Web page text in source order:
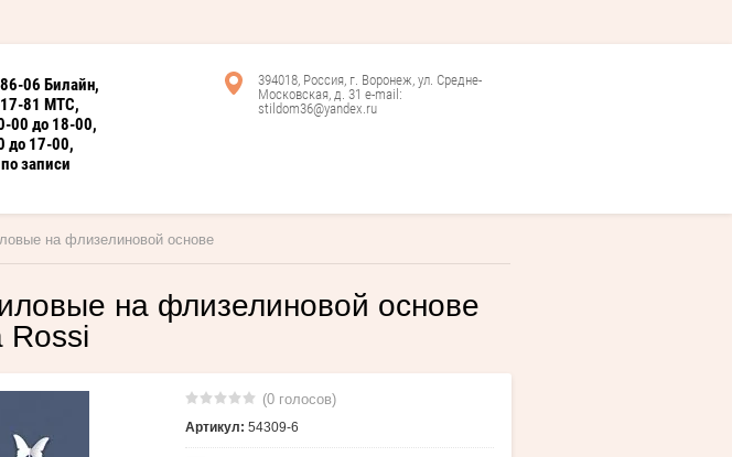
06 Билайн
81 МТС
00 до 18-00
до 17-00
записи
394018, Россия, г. Воронеж, ул. Средне-
Московская, д. 31 e-mail:
stildom36@yandex.ru
на флизелиновой основе
на флизелиновой основе
Rossi
(0 голосов)
Артикул: 54309-6